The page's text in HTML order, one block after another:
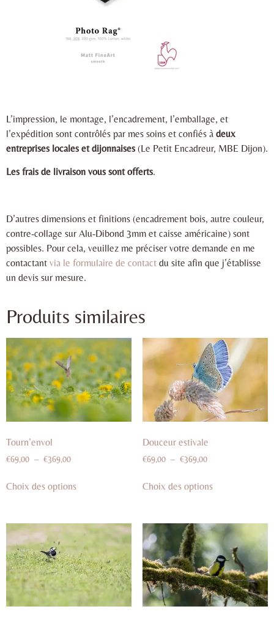
L’impression, le montage, l’encadrement, l’emballage, et
l’expédition sont contrôlés par mes soins et confiés à deux
entreprises locales et dijonnaises (Le Petit Encadreur, MBE Dijon).
Les frais de livraison vous sont offerts.
D’autres dimensions et finitions (encadrement bois, autre couleur,
contre-collage sur Alu-Dibond 3mm et caisse américaine) sont
possibles. Pour cela, veuillez me préciser votre demande en me
contactant via le formulaire de contact du site afin que j’établisse
un devis sur mesure.
Produits similaires
Tourn’envol
€69,00 – €369,00
Choix des options
Douceur estivale
€69,00 – €369,00
Choix des options